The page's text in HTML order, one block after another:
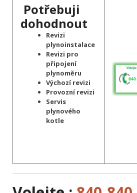
Potřebuji
dohodnout
Revizi
plynoinstalace
Revizi pro
připojení
plynoměru
Výchozí revizi
Provozní revizi
Servis
plynového
kotle